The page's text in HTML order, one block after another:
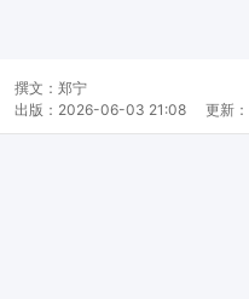
撰文： 郑宁
出版： 2026-06-03 21:08 更新：